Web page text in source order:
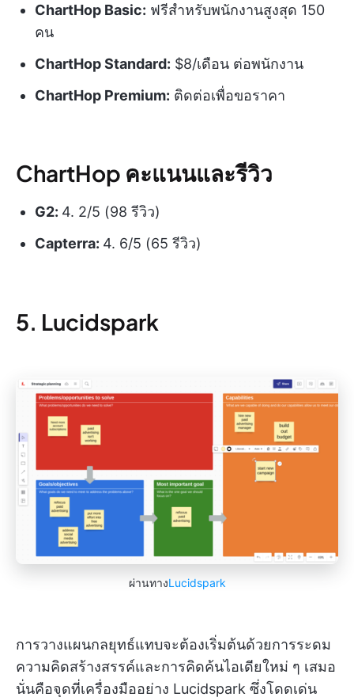
ChartHop Basic: ฟรีสำหรับพนักงานสูงสุด 150
คน
ChartHop Standard: $8/เดือน ต่อพนักงาน
ChartHop Premium: ติดต่อเพื่อขอราคา
ChartHop คะแนนและรีวิว
G2: 4. 2/5 (98 รีวิว)
Capterra: 4. 6/5 (65 รีวิว)
5. Lucidspark
ผ่านทางLucidspark
การวางแผนกลยุทธ์แทบจะต้องเริ่มต้นด้วยการระดม
ความคิดสร้างสรรค์และการคิดค้นไอเดียใหม่ ๆ เสมอ
นั่นคือจุดที่เครื่องมืออย่าง Lucidspark ซึ่งโดดเด่น